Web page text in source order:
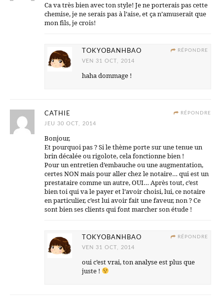
Ca va très bien avec ton style! Je ne porterais pas cette
chemise, je ne serais pas à l’aise, et ça n’amuserait que
mon fils, je crois!
RÉPONDRE
TOKYOBANHBAO
VEN 31 OCT, 2014
haha dommage !
RÉPONDRE
CATHIE
JEU 30 OCT, 2014
Bonjour,
Et pourquoi pas ? Si le thème porte sur une tenue un
brin décalée ou rigolote, cela fonctionne bien !
Pour un entretien d’embauche ou une augmentation,
certes NON mais pour aller chez le notaire… qui est un
prestataire comme un autre, OUI… Après tout, c’est
bien toi qui va le payer et l’avoir choisi, lui, ce notaire
en particulier, c’est lui avoir fait une faveur, non ? Ce
sont bien ses clients qui font marcher son étude !
RÉPONDRE
TOKYOBANHBAO
VEN 31 OCT, 2014
oui c’est vrai, ton analyse est plus que
juste !